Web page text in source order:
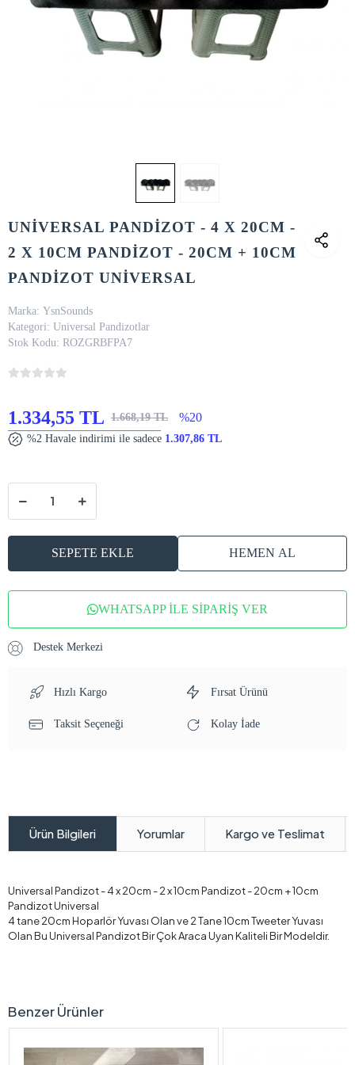
UNİVERSAL PANDİZOT - 4 X 20CM -
2 X 10CM PANDİZOT - 20CM + 10CM
PANDİZOT UNİVERSAL
Marka: YsnSounds
Kategori: Universal Pandizotlar
Stok Kodu: ROZGRBFPA7
1.334,55 TL 1.668,19 TL %20
%2 Havale indirimi ile sadece 1.307,86 TL
SEPETE EKLE HEMEN AL
WHATSAPP İLE SİPARİŞ VER
Destek Merkezi
Hızlı Kargo Fırsat Ürünü
Taksit Seçeneği Kolay İade
Ürün Bilgileri Yorumlar Kargo ve Teslimat
Universal Pandizot - 4 x 20cm - 2 x 10cm Pandizot - 20cm + 10cm
Pandizot Universal
4 tane 20cm Hoparlör Yuvası Olan ve 2 Tane 10cm Tweeter Yuvası
Olan Bu Universal Pandizot Bir Çok Araca Uyan Kaliteli Bir Modeldir.
Benzer Ürünler